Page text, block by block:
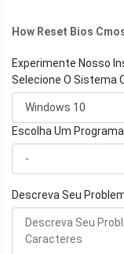
How Reset Bios
Experimente Nosso
Selecione O Sistema
Escolha Um
Descreva Seu